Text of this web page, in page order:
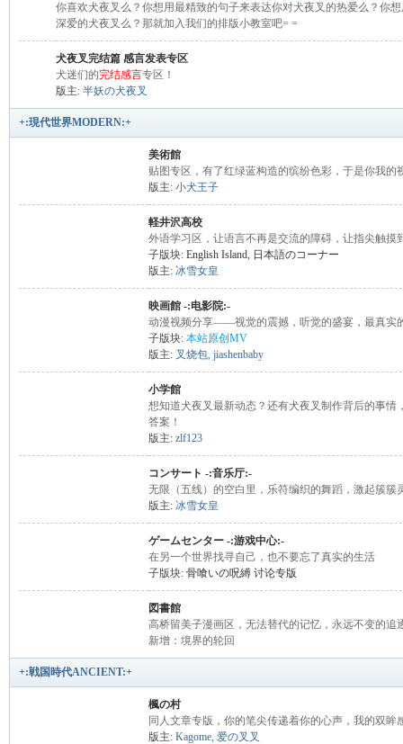
你喜欢犬夜叉么？你想用最精致的句子来表达你对犬夜叉的热爱么？你
深爱的犬夜叉么？那就加入我们的排版小教室吧= =
犬夜叉完结篇 感言发表专区
犬迷们的完结感言专区！
版主: 半妖の犬夜叉
+:現代世界MODERN:+
美術館
贴图专区，有了红绿蓝构造的缤纷色彩，于是你我的
版主: 小犬王子
軽井沢高校
外语学习区，让语言不再是交流的障碍，让指尖触摸
子版块: English Island, 日本語のコーナー
版主: 冰雪女皇
映画館 -:电影院:-
动漫视频分享——视觉的震撼，听觉的盛宴，最真实
子版块: 本站原创MV
版主: 叉烧包, jiashenbaby
小学館
想知道犬夜叉最新动态？还有犬夜叉制作背后的事情
答案！
版主: zlf123
コンサート -:音乐厅:-
无限（五线）的空白里，乐符编织的舞蹈，激起簇簇
版主: 冰雪女皇
ゲームセンター -:游戏中心:-
在另一个世界找寻自己，也不要忘了真实的生活
子版块: 骨喰いの呪縛 讨论专版
図書館
高桥留美子漫画区，无法替代的记忆，永远不变的追
新增：境界的轮回
+:戦国時代ANCIENT:+
楓の村
同人文章专版，你的笔尖传递着你的心声，我的双眸
版主: Kagome, 爱の叉叉